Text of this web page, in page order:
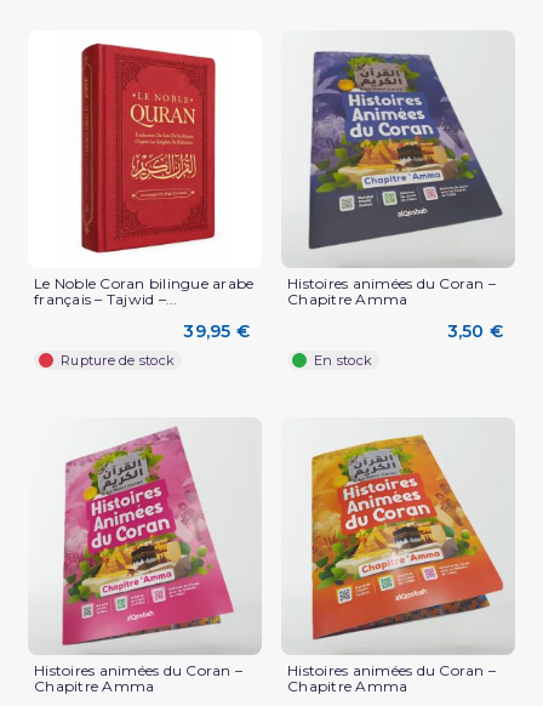
(1 avis)
Le Noble Coran bilingue arabe
français – Tajwid –...
39,95 €
Rupture de stock
Histoires animées du Coran –
Chapitre Amma
3,50 €
En stock
Histoires animées du Coran –
Chapitre Amma
Histoires animées du Coran –
Chapitre Amma